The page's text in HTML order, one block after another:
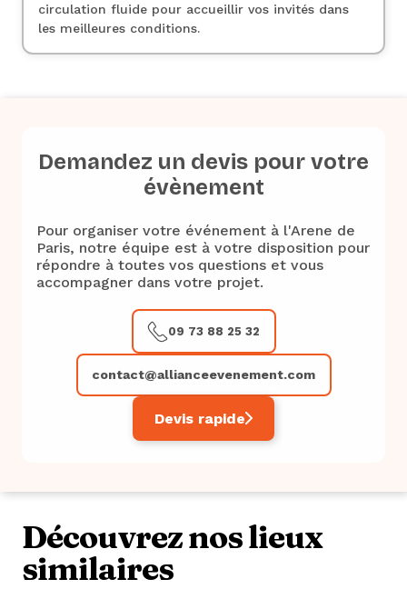
circulation fluide pour accueillir vos invités dans
les meilleures conditions.
Demandez un devis pour votre
évènement
Pour organiser votre événement à l'Arene de
Paris, notre équipe est à votre disposition pour
répondre à toutes vos questions et vous
accompagner dans votre projet.
09 73 88 25 32
contact@allianceevenement.com
Devis rapide
Découvrez nos lieux
similaires